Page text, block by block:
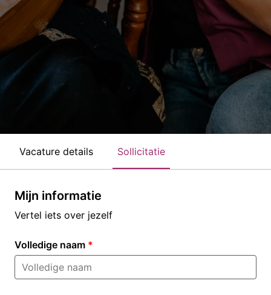
Vacature details Sollicitatie
Mijn informatie
Vertel iets over jezelf
Volledige naam *